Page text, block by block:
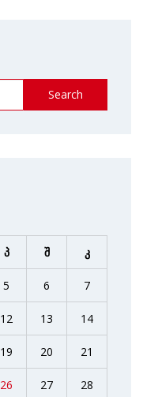
Search
პ შ კ
5 6 7
12 13 14
19 20 21
26 27 28